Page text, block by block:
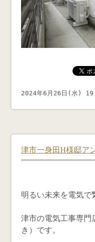
2024年6月26日(水)
津市一身田H様邸ア
明るい未来を電気で
津市の電気工事専門
き）です。